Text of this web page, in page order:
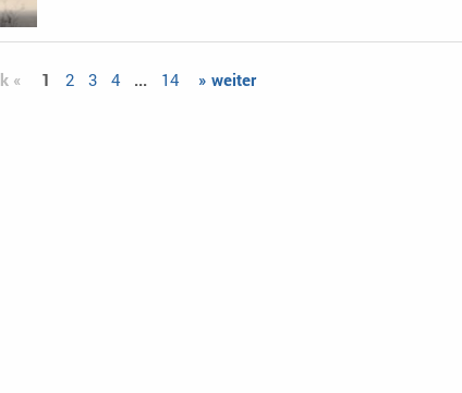
« 1 2 3 4 ... 14 » weiter